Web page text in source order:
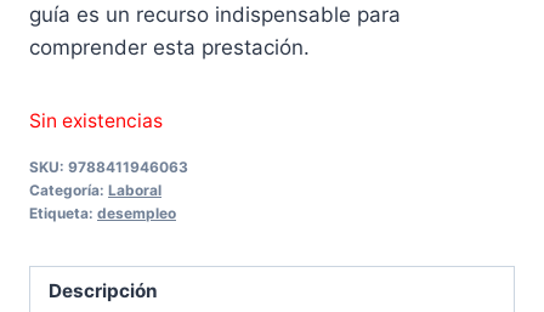
guía es un recurso indispensable para
comprender esta prestación.
Sin existencias
SKU: 9788411946063
Categoría: Laboral
Etiqueta: desempleo
Descripción